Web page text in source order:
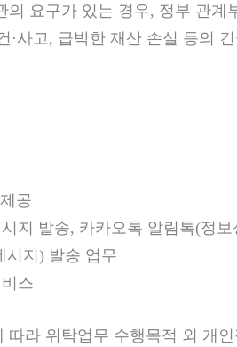
요구가 있는 경우, 정부 관
사고, 급박한 재산 손실 등의
공
지 발송, 카카오톡 알림톡(정
시지) 발송 업무
스
라 위탁업무 수행목적 외 개